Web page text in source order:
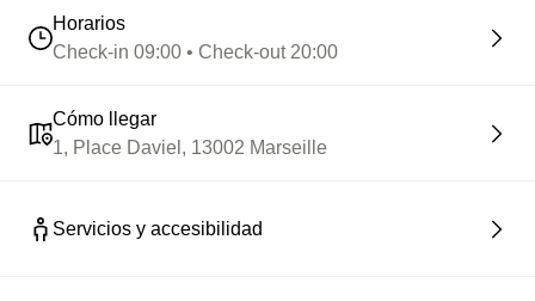
Horarios
Check-in 09:00 • Check-out 20:00
Cómo llegar
1, Place Daviel, 13002 Marseille
Servicios y accesibilidad